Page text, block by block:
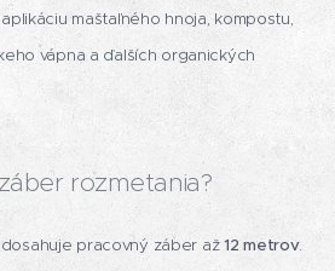
maštaľného hnoja, kompostu,
vápna a ďalších organických
rozmetania?
dosahuje pracovný záber až12 metrov.